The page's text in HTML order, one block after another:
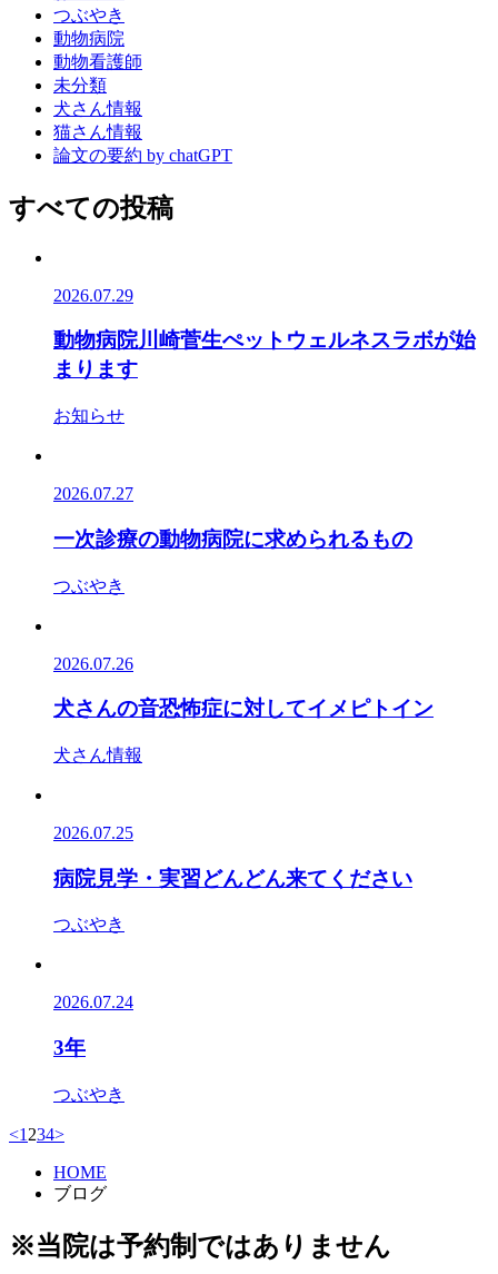
つぶやき
動物病院
動物看護師
未分類
犬さん情報
猫さん情報
論文の要約 by chatGPT
すべての投稿
2026.07.29
動物病院川崎菅生ぺットウェルネスラボが始
まります
お知らせ
2026.07.27
一次診療の動物病院に求められるもの
つぶやき
2026.07.26
犬さんの音恐怖症に対してイメピトイン
犬さん情報
2026.07.25
病院見学・実習どんどん来てください
つぶやき
2026.07.24
3年
つぶやき
<1 234>
HOME
ブログ
※当院は予約制ではありません